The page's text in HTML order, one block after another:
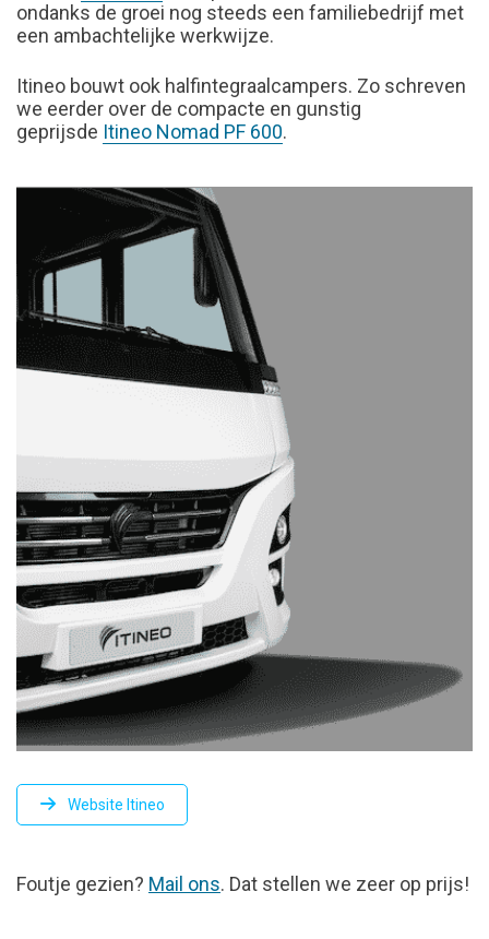
ondanks de groei nog steeds een familiebedrijf met
een ambachtelijke werkwijze.
Itineo bouwt ook halfintegraalcampers. Zo schreven
we eerder over de compacte en gunstig
geprijsde Itineo Nomad PF 600.
Website Itineo
FOUTJE
Foutje gezien? Mail ons. Dat stellen we zeer op prijs!